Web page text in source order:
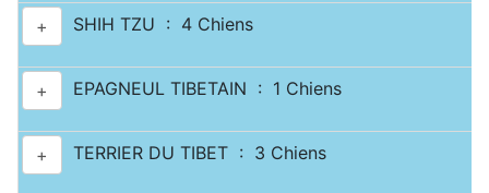
+ SHIH TZU : 4 Chiens
+ EPAGNEUL TIBETAIN : 1 Chiens
+ TERRIER DU TIBET : 3 Chiens